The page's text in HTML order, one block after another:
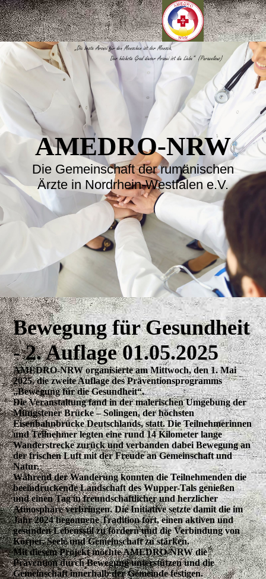
AMEDRO-NRW
Die Gemeinschaft der rumänischen
Ärzte in Nordrhein-Westfalen e.V.
Bewegung für Gesundheit
- 2. Auflage 01.05.2025
AMEDRO-NRW organisierte am Mittwoch, den 1. Mai
2025, die zweite Auflage des Präventionsprogramms
„Bewegung für die Gesundheit“.
Die Veranstaltung fand in der malerischen Umgebung der
Müngstener Brücke – Solingen, der höchsten
Eisenbahnbrücke Deutschlands, statt. Die Teilnehmerinnen
und Teilnehmer legten eine rund 14 Kilometer lange
Wanderstrecke zurück und verbanden dabei Bewegung an
der frischen Luft mit der Freude an Gemeinschaft und
Natur.
Während der Wanderung konnten die Teilnehmenden die
beeindruckende Landschaft des Wupper-Tals genießen
und einen Tag in freundschaftlicher und herzlicher
Atmosphäre verbringen. Die Initiative setzte damit die im
Jahr 2024 begonnene Tradition fort, einen aktiven und
gesunden Lebensstil zu fördern und die Verbindung von
Körper, Seele und Gemeinschaft zu stärken.
Mit diesem Projekt möchte AMEDRO-NRW die
Prävention durch Bewegung unterstützen und die
Gemeinschaft innerhalb der Gemeinde festigen.